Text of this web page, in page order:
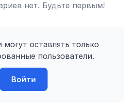
нет. Будьте первым!
оставлять только
пользователи.
Войти